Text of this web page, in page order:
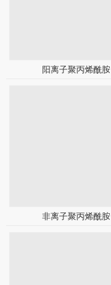
阳离子聚丙烯酰胺
非离子聚丙烯酰胺